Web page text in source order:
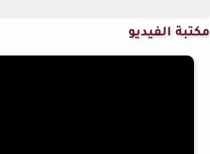
مكتبة الفيديو